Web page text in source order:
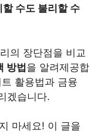
할 수도 불리할 수
의 장단점을 비교
방법을 알려제공합
활용법과 금융
겠습니다.
마세요! 이 글을